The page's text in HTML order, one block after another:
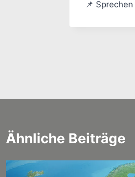
📌
Ähnliche Beiträge